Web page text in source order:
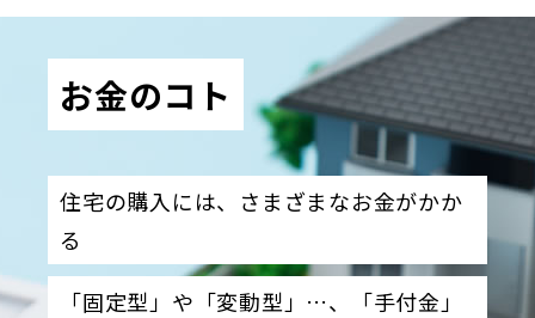
お金のコト
住宅の購入には、さまざまなお金がかか
る
「固定型」や「変動型」…、「手付金」